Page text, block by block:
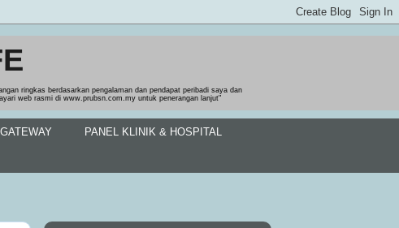
ringkas berdasarkan pengalaman dan pendapat peribadi saya dan
web rasmi di www.prubsn.com.my untuk penerangan lanjut"
PANEL KLINIK & HOSPITAL